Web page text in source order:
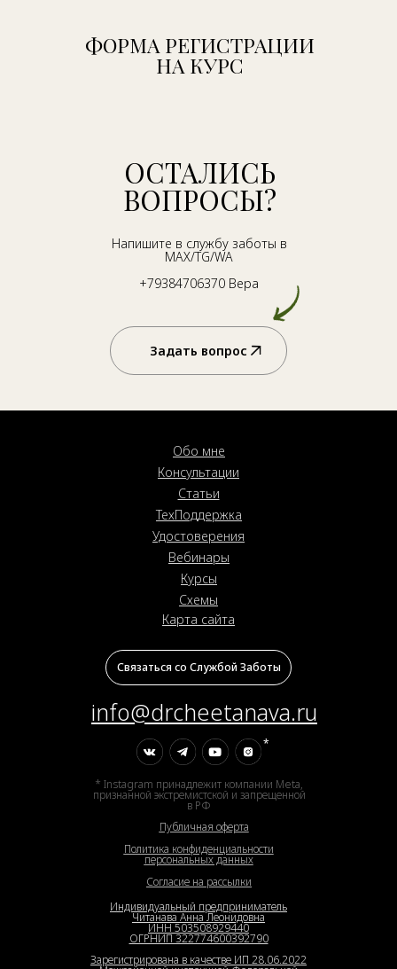
ФОРМА РЕГИСТРАЦИИ
НА КУРС
ОСТАЛИСЬ
ВОПРОСЫ?
Напишите в службу заботы в
MAX/TG/WA
+79384706370 Вера
Задать вопрос
Публичная оферта
Согласие на рассылки
Политика конфиденциальности
персональных данных
info@drcheetanava.ru
Курсы
Консультации
Статьи
Удостоверения
ТехПоддержка
Схемы
Обо мне
Вебинары
Связаться со Службой Заботы
Индивидуальный предприниматель
Читанава Анна Леонидовна
ИНН 503508929440
ОГРНИП 322774600392790
Зарегистрирована в качестве ИП 28.06.2022
Карта сайта
*
* Instagram принадлежит компании Meta,
признанной экстремистской и запрещенной
в РФ